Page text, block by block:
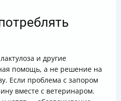
и другие
помощь, а не решение на
Если проблема с запором
вместе с ветеринаром.